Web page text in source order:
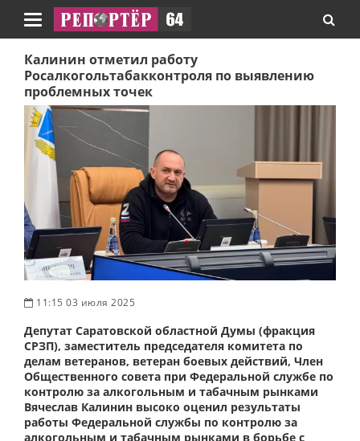
Навигация
Калинин отметил работу
Росалкогольтабакконтроля по выявлению
проблемных точек
11:15 03 июля 2025
Депутат Саратовской областной Думы (фракция
СРЗП), заместитель председателя комитета по
делам ветеранов, ветеран боевых действий, Член
Общественного совета при Федеральной службе по
контролю за алкогольным и табачным рынками
Вячеслав Калинин высоко оценил результаты
работы Федеральной службы по контролю за
алкогольным и табачным рынками в борьбе с